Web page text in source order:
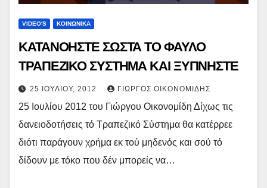
VIDEO'S ΚΟΙΝΩΝΙΚΑ
ΚΑΤΑΝΟΗΣΤΕ ΣΩΣΤΑ ΤΟ ΦΑΥΛΟ
ΤΡΑΠΕΖΙΚΟ ΣΥΣΤΗΜΑ ΚΑΙ ΞΥΠΝΗΣΤΕ
25 ΙΟΥΛΊΟΥ, 2012 ΓΙΏΡΓΟΣ ΟΙΚΟΝΟΜΊΔΗΣ
25 Ιουλίου 2012 του Γιώργου Οικονομίδη Δίχως τις
δανειοδοτήσεις τό Τραπεζικό Σύστημα θα κατέρρεε
διότι παράγουν χρήμα εκ τού μηδενός και σού τό
δίδουν με τόκο που δέν μπορείς να…